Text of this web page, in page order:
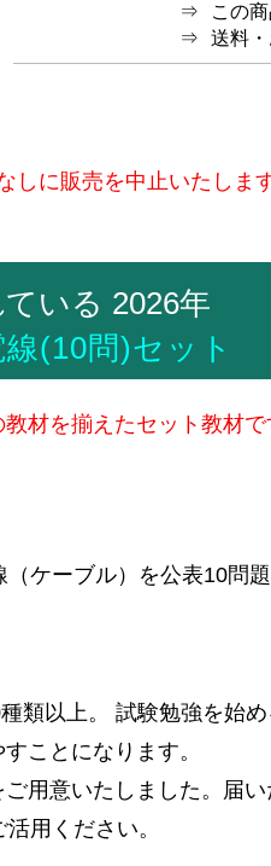
この
送料
に販売を中止いたしま
いる 2026年
線(10問)セット
材を揃えたセット教材で
ケーブル）を公表10問
類以上。 試験勉強を始
ことになります。
用意いたしました。届
用ください。